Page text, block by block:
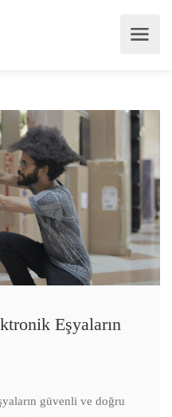
Eşyaların
güvenli ve doğru